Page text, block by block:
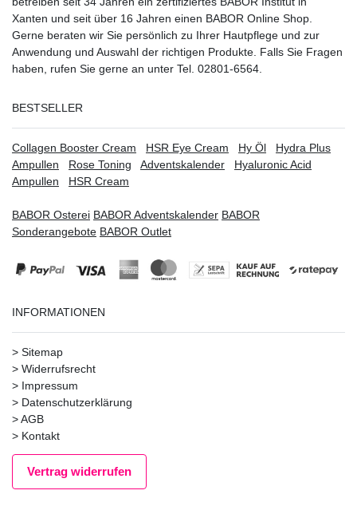
Xanten und seit über 16 Jahren einen BABOR Online Shop.
Gerne beraten wir Sie persönlich zu Ihrer Hautpflege und zur
Anwendung und Auswahl der richtigen Produkte. Falls Sie Fragen
haben, rufen Sie gerne an unter Tel. 02801-6564.
BESTSELLER
Collagen Booster Cream HSR Eye Cream Hy Öl
Hydra Plus
Ampullen
Rose Toning Adventskalender
Hyaluronic Acid
Ampullen
HSR Cream
BABOR Osterei BABOR Adventskalender BABOR
Sonderangebote BABOR Outlet
INFORMATIONEN
> Sitemap
> Widerrufsrecht
> Impressum
> Datenschutzerklärung
>AGB
> Kontakt
Vertrag widerrufen